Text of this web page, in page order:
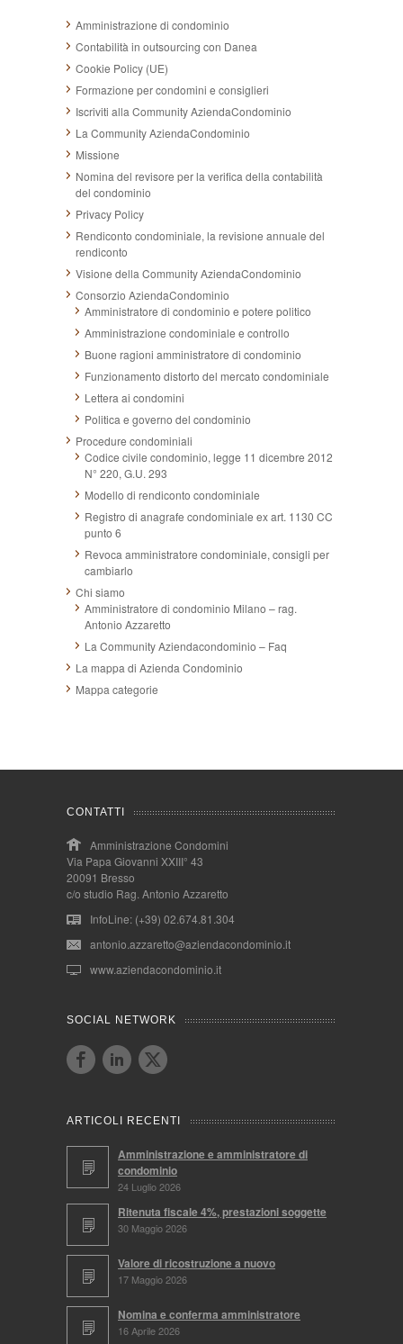
Amministrazione di condominio
Contabilità in outsourcing con Danea
Cookie Policy (UE)
Formazione per condomini e consiglieri
Iscriviti alla Community AziendaCondominio
La Community AziendaCondominio
Missione
Nomina del revisore per la verifica della contabilità
del condominio
Privacy Policy
Rendiconto condominiale, la revisione annuale del
rendiconto
Visione della Community AziendaCondominio
Consorzio AziendaCondominio
Amministratore di condominio e potere politico
Amministrazione condominiale e controllo
Buone ragioni amministratore di condominio
Funzionamento distorto del mercato condominiale
Lettera ai condomini
Politica e governo del condominio
Procedure condominiali
Codice civile condominio, legge 11 dicembre 2012
N° 220, G.U. 293
Modello di rendiconto condominiale
Registro di anagrafe condominiale ex art. 1130 CC
punto 6
Revoca amministratore condominiale, consigli per
cambiarlo
Chi siamo
Amministratore di condominio Milano – rag.
Antonio Azzaretto
La Community Aziendacondominio – Faq
La mappa di Azienda Condominio
Mappa categorie
CONTATTI
Amministrazione Condomini
Via Papa Giovanni XXIII° 43
20091 Bresso
c/o studio Rag. Antonio Azzaretto
InfoLine: (+39) 02.674.81.304
antonio.azzaretto@aziendacondominio.it
www.aziendacondominio.it
SOCIAL NETWORK
ARTICOLI RECENTI
Amministrazione e amministratore di
condominio
24 Luglio 2026
Ritenuta fiscale 4%, prestazioni soggette
30 Maggio 2026
Valore di ricostruzione a nuovo
17 Maggio 2026
Nomina e conferma amministratore
16 Aprile 2026